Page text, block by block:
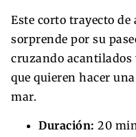
Este corto trayecto
sorprende por su
cruzando acantilados
que quieren hacer
mar.
Duración: 20